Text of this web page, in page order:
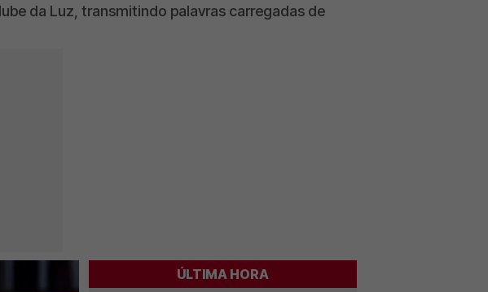
da Luz, transmitindo palavras carregadas de
ÚLTIMA HORA